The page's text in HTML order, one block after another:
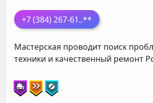
+7 (384) 267-61..**
Мастерская проводит поиск
техники и качественный ремонт